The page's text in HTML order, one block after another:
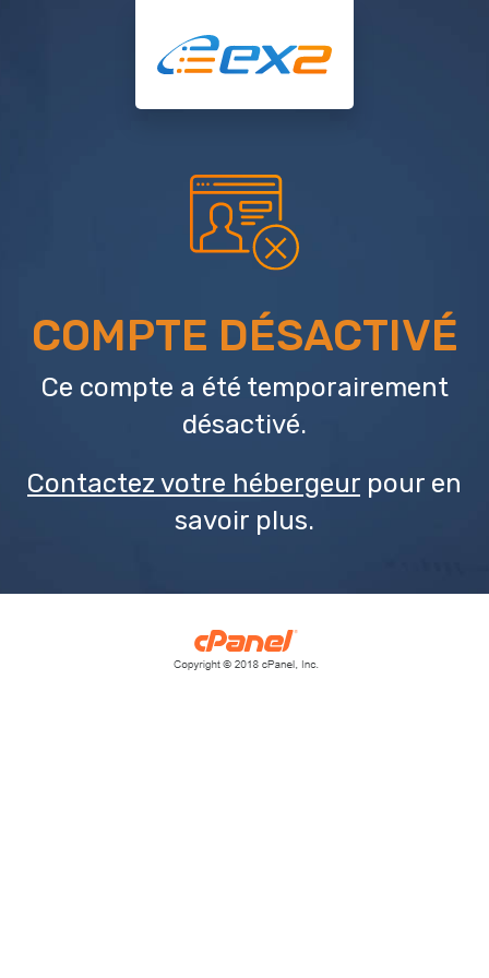
COMPTE DÉSACTIVÉ
Ce compte a été temporairement
désactivé.
Contactez votre hébergeur pour en
savoir plus.